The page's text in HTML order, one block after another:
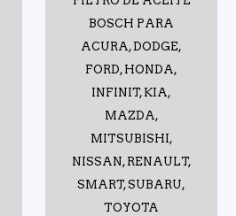
BOSCH PARA
ACURA, DODGE,
FORD, HONDA,
INFINIT, KIA,
MAZDA,
MITSUBISHI,
NISSAN, RENAULT,
SMART, SUBARU,
TOYOTA